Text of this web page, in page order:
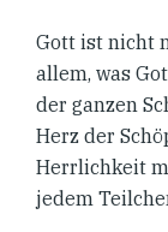
Gott ist nicht
allem, was
der ganzen
Herz der
Herrlichkeit
jedem